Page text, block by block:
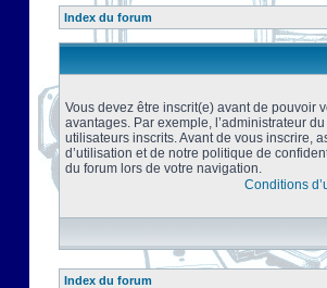
Index du forum
Vous devez être inscrit(e) avant de pouvoir
avantages. Par exemple, l’administrateur
utilisateurs inscrits. Avant de vous inscrire,
d’utilisation et de notre politique de
du forum lors de votre navigation.
Conditions
Index du forum